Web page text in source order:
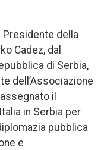
Presidente della
Cadez, dal
di Serbia,
dell’Associazione
il
in Serbia per
pubblica
e